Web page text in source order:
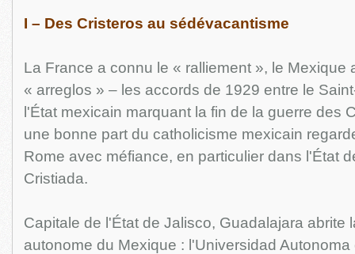
I – Des Cristeros au sédévacantisme
La France a connu le « ralliement », le Mexique
« arreglos » – les accords de 1929 entre le
l'État mexicain marquant la fin de la guerre des
une bonne part du catholicisme mexicain
Rome avec méfiance, en particulier dans l'État
Cristiada.
Capitale de l'État de Jalisco, Guadalajara abrite
autonome du Mexique : l'Universidad